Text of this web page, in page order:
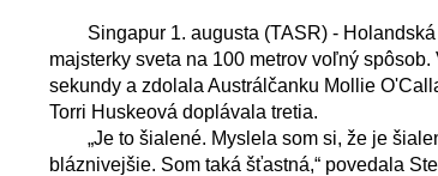
majsterky sveta na 100 metrov voľný
sekundy a zdolala Austrálčanku Mollie
Torri Huskeová doplávala tretia.
bláznivejšie. Som taká šťastná,“ povedala